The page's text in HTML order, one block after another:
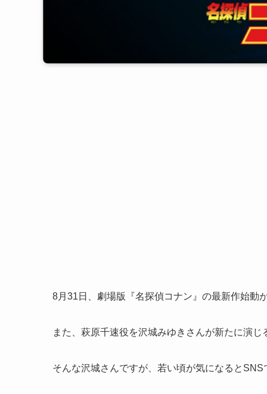
8月31日、劇場版『名探偵コナン』の最新作始動
また、萩原千速役を沢城みゆきさんが新たに演
そんな沢城さんですが、若い頃が気になると